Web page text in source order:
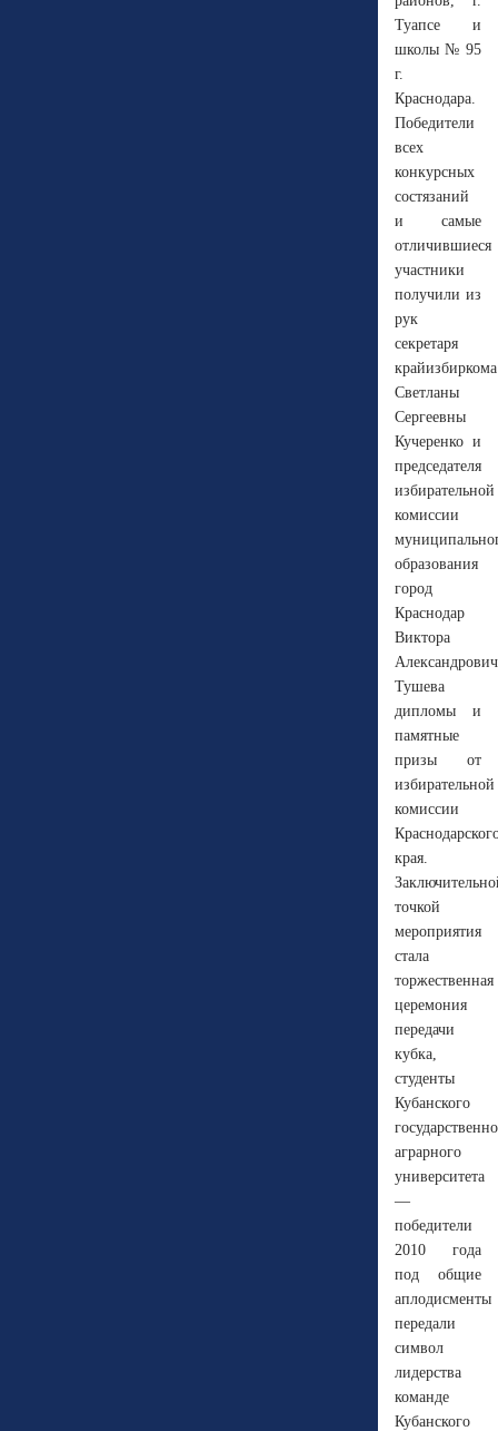
Туапсе и
школы № 95
г.
Краснодара.
Победители
всех
конкурсных
состязаний
и самые
отличившиеся
участники
получили из
рук
секретаря
Светланы
Сергеевны
Кучеренко и
председателя
избирательной
комиссии
образования
город
Краснодар
Виктора
Тушева
дипломы и
памятные
призы от
избирательной
комиссии
края.
точкой
мероприятия
стала
торжественная
церемония
передачи
кубка,
студенты
Кубанского
аграрного
университета
—
победители
2010 года
под общие
аплодисменты
передали
символ
лидерства
команде
Кубанского